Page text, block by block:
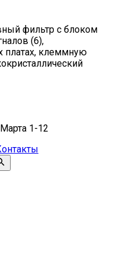
фильтр с блоком
(6),
платах, клеммную
1-12